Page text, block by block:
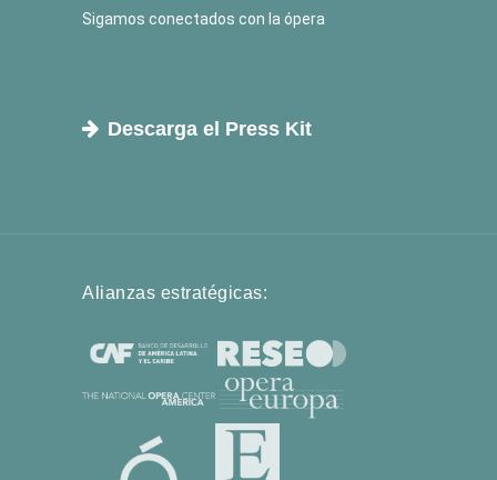
Sigamos conectados con la ópera
Descarga el Press Kit
Alianzas estratégicas: